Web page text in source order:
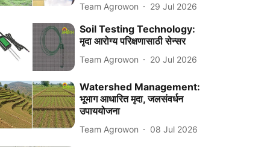
Team Agrowon 29 Jul 2026
Soil Testing Technology:
मृदा आरोग्य परिक्षणासाठी सेन्सर
Team Agrowon 20 Jul 2026
Watershed Management:
भूभाग आधारित मृदा, जलसंवर्धन
उपाययोजना
Team Agrowon 08 Jul 2026